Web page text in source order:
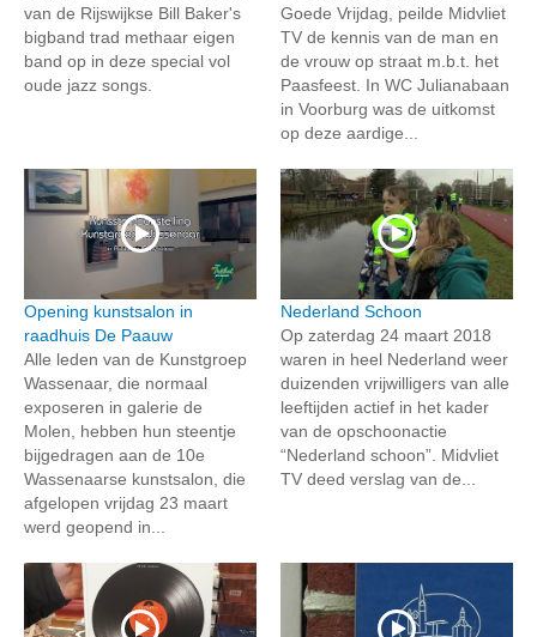
van de Rijswijkse Bill Baker's
bigband trad methaar eigen
band op in deze special vol
oude jazz songs.
Goede Vrijdag, peilde Midvliet
TV de kennis van de man en
de vrouw op straat m.b.t. het
Paasfeest. In WC Julianabaan
in Voorburg was de uitkomst
op deze aardige...
Opening kunstsalon in
raadhuis De Paauw
Alle leden van de Kunstgroep
Wassenaar, die normaal
exposeren in galerie de
Molen, hebben hun steentje
bijgedragen aan de 10e
Wassenaarse kunstsalon, die
afgelopen vrijdag 23 maart
werd geopend in...
Nederland Schoon
Op zaterdag 24 maart 2018
waren in heel Nederland weer
duizenden vrijwilligers van alle
leeftijden actief in het kader
van de opschoonactie
“Nederland schoon”. Midvliet
TV deed verslag van de...